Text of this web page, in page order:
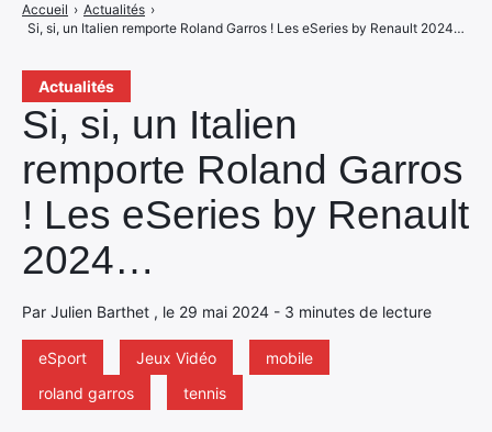
Actualités
Si, si, un Italien
remporte Roland Garros
! Les eSeries by Renault
2024…
Par Julien Barthet , le 29 mai 2024 - 3 minutes de lecture
eSport Jeux Vidéo
mobile
roland garros
tennis
Accueil › Actualités ›
Si, si, un Italien remporte Roland Garros ! Les eSeries by Renault 2024…